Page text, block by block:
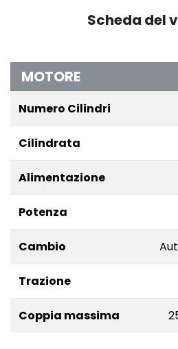
Scheda del
MOTORE
Numero Cilindri
Cilindrata
Alimentazione
Potenza
Cambio
Trazione
Coppia massima